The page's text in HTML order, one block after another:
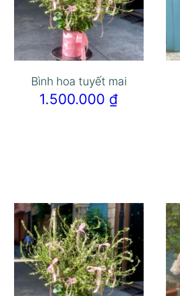
Bình hoa tuyết mai
1.500.000 ₫